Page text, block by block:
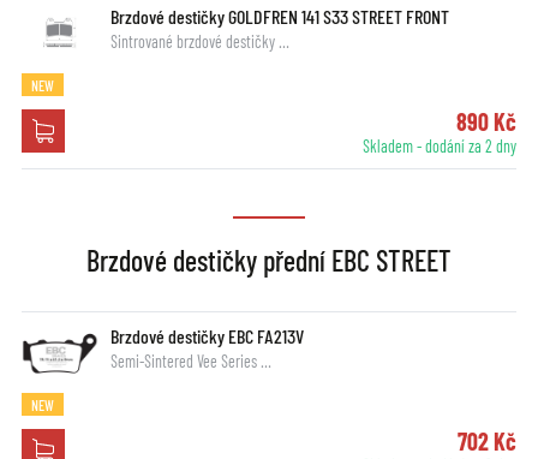
Brzdové destičky GOLDFREN 141 S33 STREET FRONT
Sintrované brzdové destičky …
NEW
890 Kč
Skladem - dodání za 2 dny
Brzdové destičky přední EBC STREET
Brzdové destičky EBC FA213V
Semi-Sintered Vee Series …
NEW
702 Kč